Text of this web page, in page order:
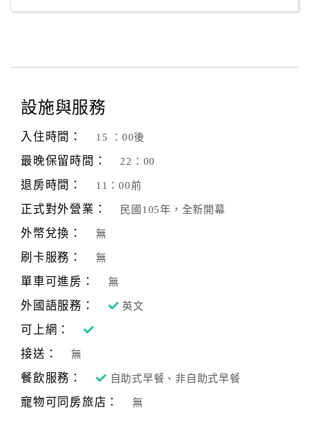
作
旅
伴
劃
商
品
傳
設施與服務
入住時間： 15 ：00後
最晚保留時間： 22：00
退房時間： 11：00前
正式對外營業： 民國105年，全新開幕
外幣兌換： 無
刷卡服務： 無
單車可進房： 無
外國語服務： 英文
可上網：
接送：
無
餐飲服務： 自助式早餐、非自助式早餐
寵物可同房旅店： 無